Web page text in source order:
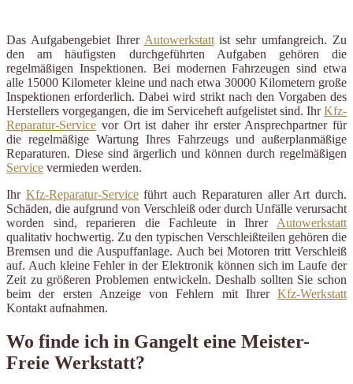
Das Aufgabengebiet Ihrer Autowerkstattist sehr umfangreich. Zu
den am häufigsten durchgeführten Aufgaben gehören die
regelmäßigen Inspektionen. Bei modernen Fahrzeugen sind etwa
alle 15000 Kilometer kleine und nach etwa 30000 Kilometern große
Inspektionen erforderlich. Dabei wird strikt nach den Vorgaben des
Herstellers vorgegangen, die im Serviceheft aufgelistet sind. IhrKfz-
Reparatur-Service vor Ort ist daher ihr erster Ansprechpartner für
die regelmäßige Wartung Ihres Fahrzeugs und außerplanmäßige
Reparaturen. Diese sind ärgerlich und können durch regelmäßigen
Service vermieden werden.
Ihr Kfz-Reparatur-Serviceführt auch Reparaturen aller Art durch.
Schäden, die aufgrund von Verschleiß oder durch Unfälle verursacht
worden sind, reparieren die Fachleute in Ihrer Autowerkstatt
qualitativ hochwertig. Zu den typischen Verschleißteilen gehören die
Bremsen und die Auspuffanlage. Auch bei Motoren tritt Verschleiß
auf. Auch kleine Fehler in der Elektronik können sich im Laufe der
Zeit zu größeren Problemen entwickeln. Deshalb sollten Sie schon
beim der ersten Anzeige von Fehlern mit Ihrer Kfz-Werkstatt
Kontakt aufnahmen.
Wo finde ich in Gangelt eine Meister-
Freie Werkstatt?